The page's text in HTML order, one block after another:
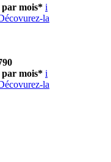
mois* i
la
mois* i
la